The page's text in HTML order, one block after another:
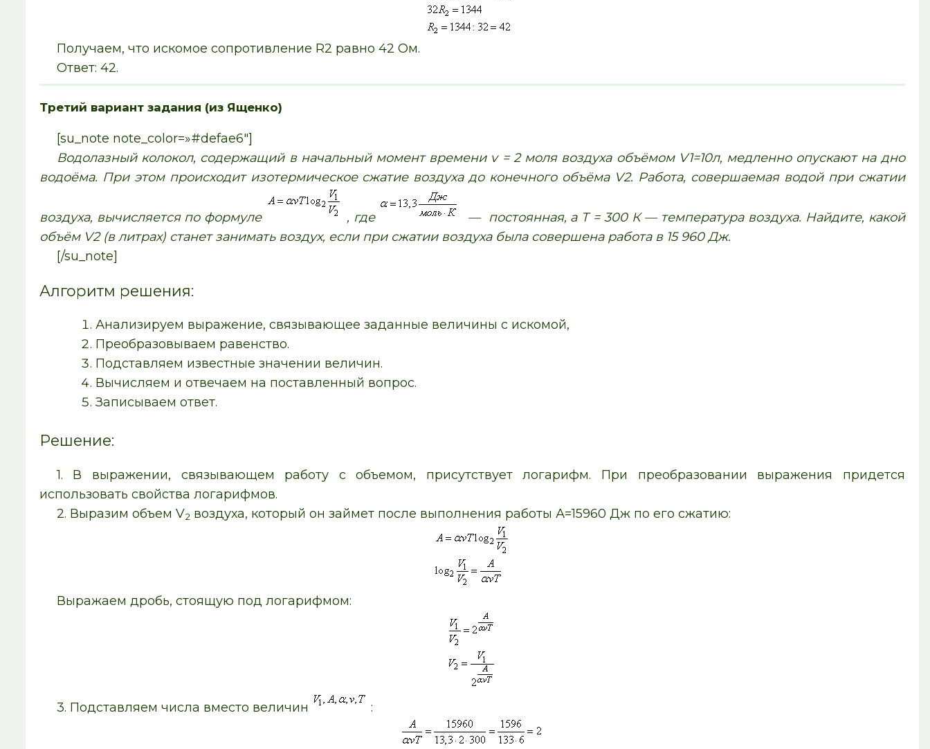
Получаем, что искомое сопротивление R2 равно 42 Ом.
Ответ: 42.
Третий вариант задания (из Ященко)
[su_note note_color=»#defae6″]
Водолазный колокол, содержащий в начальный момент времени v = 2 моля воздуха объёмом V1=10л, медленно опускают на дно
водоёма. При этом происходит изотермическое сжатие воздуха до конечного объёма V2. Работа, совершаемая водой при сжатии
воздуха, вычисляется по формуле , где
— постоянная, а Т = 300 К — температура воздуха. Найдите, какой
объём V2 (в литрах) станет занимать воздух, если при сжатии воздуха была совершена работа в 15 960 Дж.
[/su_note]
Алгоритм решения:
Анализируем выражение, связывающее заданные величины с искомой,
Преобразовываем равенство.
Подставляем известные значении величин.
Вычисляем и отвечаем на поставленный вопрос.
Записываем ответ.
Решение:
1. В выражении, связывающем работу с объемом, присутствует логарифм. При преобразовании выражения придется
использовать свойства логарифмов.
2. Выразим объем V2 воздуха, который он займет после выполнения работы А=15960 Дж по его сжатию:
Выражаем дробь, стоящую под логарифмом:
3. Подставляем числа вместо величин :